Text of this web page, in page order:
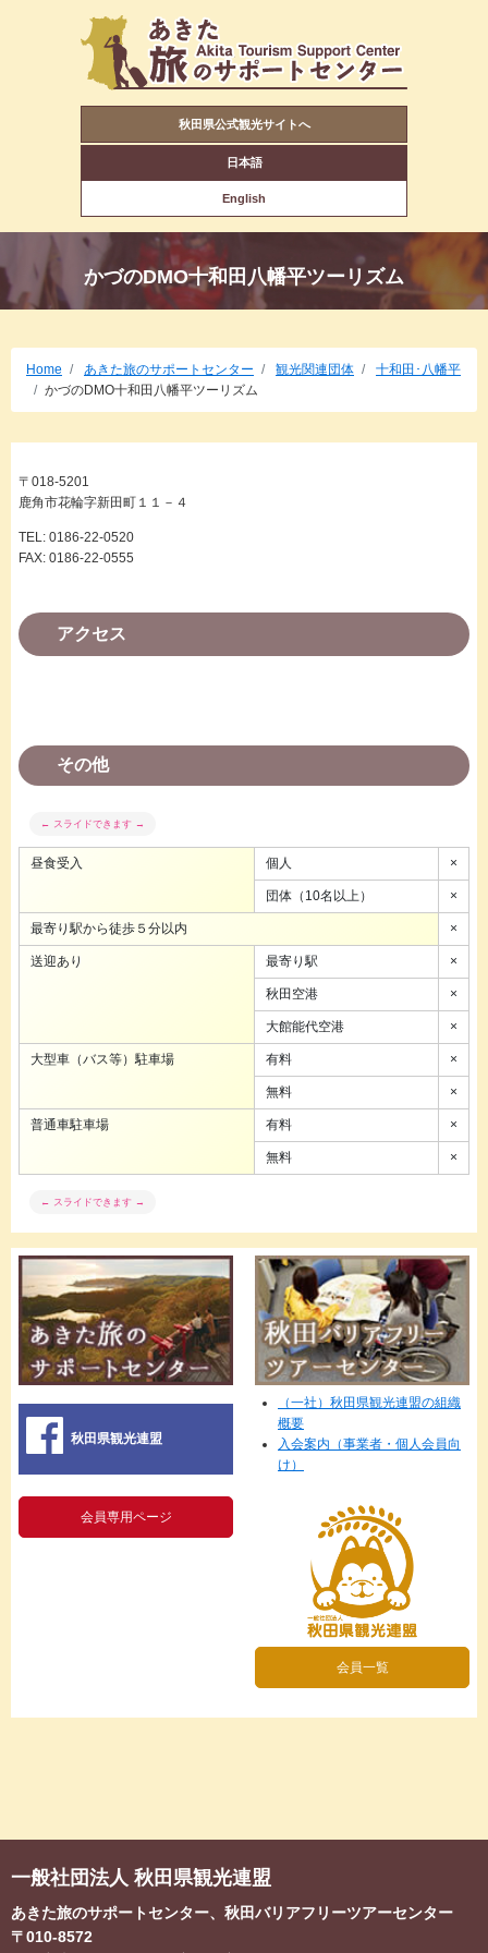
秋田県公式観光サイトへ
日本語
English
かづのDMO十和田八幡平ツーリズム
Home あきた旅のサポートセンター 観光関連団体
十和田･八幡平
かづのDMO十和田八幡平ツーリズム
〒018-5201
鹿角市花輪字新田町１１－４
TEL: 0186-22-0520
FAX: 0186-22-0555
アクセス
その他
昼食受入 個人 ×
団体（10名以上） ×
最寄り駅から徒歩５分以内 ×
送迎あり 最寄り駅 ×
秋田空港 ×
大館能代空港 ×
大型車（バス等）駐車場 有料 ×
無料 ×
普通車駐車場 有料 ×
無料 ×
秋田県観光連盟
（一社）秋田県観光連盟の組織
概要
入会案内（事業者・個人会員向
け）
会員専用ページ
会員一覧
一般社団法人 秋田県観光連盟
あきた旅のサポートセンター、秋田バリアフリーツアーセンター
〒010-8572